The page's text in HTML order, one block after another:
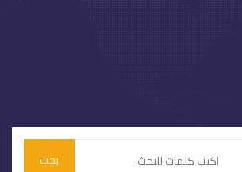
بحث